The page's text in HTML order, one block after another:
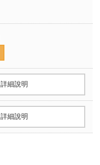
詳細說明
詳細說明